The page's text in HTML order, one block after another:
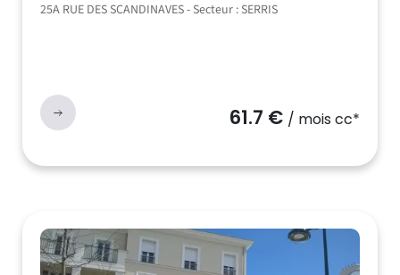
25A RUE DES SCANDINAVES - Secteur : SERRIS
61.7 € / mois cc*